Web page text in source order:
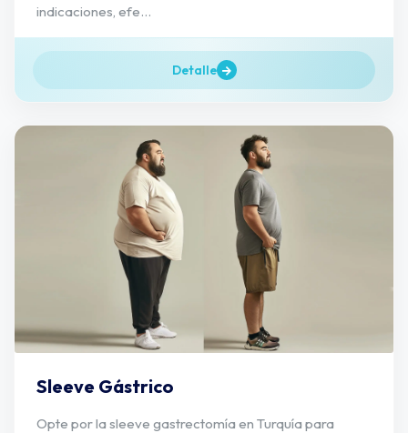
indicaciones, efe...
Detalle
Sleeve Gástrico
Opte por la sleeve gastrectomía en Turquía para